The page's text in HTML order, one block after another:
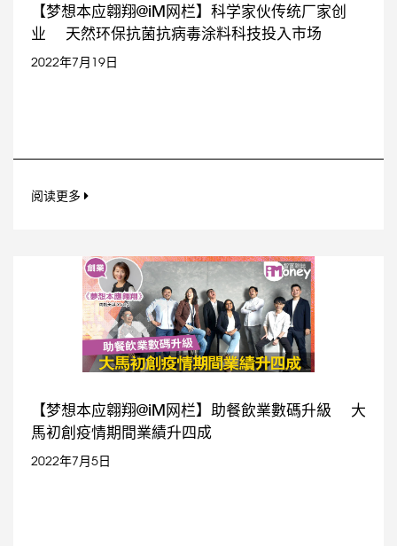
【梦想本应翱翔@iM网栏】科学家伙传统厂家创
业 天然环保抗菌抗病毒涂料科技投入市场
2022年7月19日
阅读更多
【梦想本应翱翔@iM网栏】助餐飲業數碼升級 大
馬初創疫情期間業績升四成
2022年7月5日